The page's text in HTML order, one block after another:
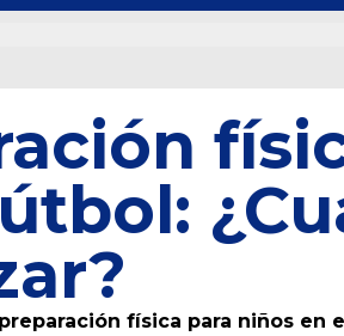
preparación física para niños en